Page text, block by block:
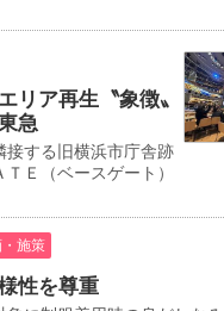
ア再生〝象徴〟
急
する旧横浜市庁舎跡
Ｅ（ベースゲート）
施策
性を尊重